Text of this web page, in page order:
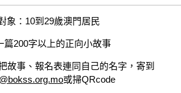
象：10到29歲澳門居民
篇200字以上的正向小故事
故事、報名表連同自己的名字， 寄到
或掃QRcode